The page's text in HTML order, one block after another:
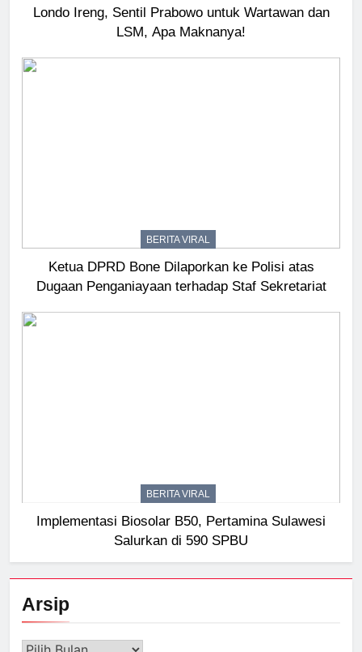
Londo Ireng, Sentil Prabowo untuk Wartawan dan
LSM, Apa Maknanya!
BERITA VIRAL
Ketua DPRD Bone Dilaporkan ke Polisi atas
Dugaan Penganiayaan terhadap Staf Sekretariat
BERITA VIRAL
Implementasi Biosolar B50, Pertamina Sulawesi
Salurkan di 590 SPBU
Arsip
Arsip